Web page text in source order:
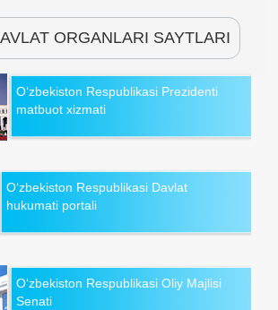
ORGANLARI SAYTLARI
O‘zbekiston Respublikasi Prezidenti
matbuot xizmati
O‘zbekiston Respublikasi Davlat
hukumati portali
O‘zbekiston Respublikasi Oliy Majlisi
Senati